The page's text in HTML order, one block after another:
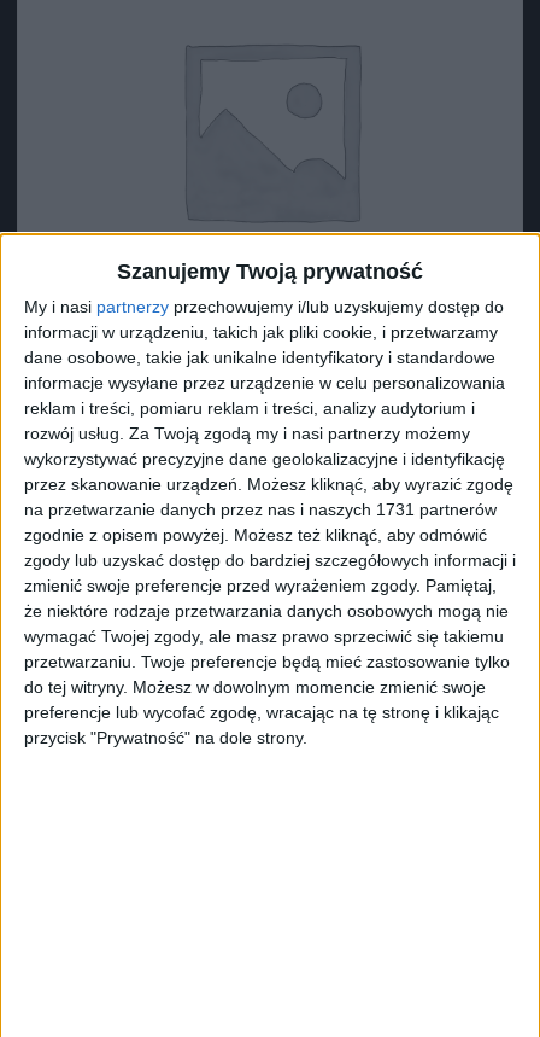
Szanujemy Twoją prywatność
My i nasi partnerzy przechowujemy i/lub uzyskujemy dostęp do
informacji w urządzeniu, takich jak pliki cookie, i przetwarzamy
dane osobowe, takie jak unikalne identyfikatory i standardowe
informacje wysyłane przez urządzenie w celu personalizowania
reklam i treści, pomiaru reklam i treści, analizy audytorium i
rozwój usług. Za Twoją zgodą my i nasi partnerzy możemy
wykorzystywać precyzyjne dane geolokalizacyjne i identyfikację
przez skanowanie urządzeń. Możesz kliknąć, aby wyrazić zgodę
na przetwarzanie danych przez nas i naszych 1731 partnerów
zgodnie z opisem powyżej. Możesz też kliknąć, aby odmówić
zgody lub uzyskać dostęp do bardziej szczegółowych informacji i
zmienić swoje preferencje przed wyrażeniem zgody. Pamiętaj,
że niektóre rodzaje przetwarzania danych osobowych mogą nie
wymagać Twojej zgody, ale masz prawo sprzeciwić się takiemu
przetwarzaniu. Twoje preferencje będą mieć zastosowanie tylko
do tej witryny. Możesz w dowolnym momencie zmienić swoje
preferencje lub wycofać zgodę, wracając na tę stronę i klikając
przycisk "Prywatność" na dole strony.
Surron Uszczelka wału środkowego
6,40zł
ZOBACZ WIĘCEJ